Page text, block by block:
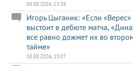
08.08.2026, 13:28
Игорь Цыганик: «Если «Верес»
выстоит в дебюте матча,
все равно дожмет их во
тайме»
08.08.2026, 13:07